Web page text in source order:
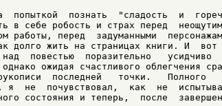
попыткой  познать  "сладость  и
в себе робость и страх перед
работы, перед  задуманными
долго жить на страницах книги. И
повестью  поразительно   усидчиво
ожидая счастливого облегчения
последней   точки.   Полного
я  не  почувствовал,  как  не
состояния и теперь,  после